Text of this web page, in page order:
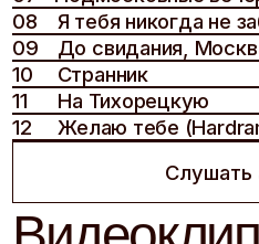
Видеоклипы